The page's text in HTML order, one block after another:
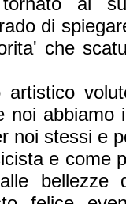
di
che
artistico
noi
noi stessi e
e come
bellezze